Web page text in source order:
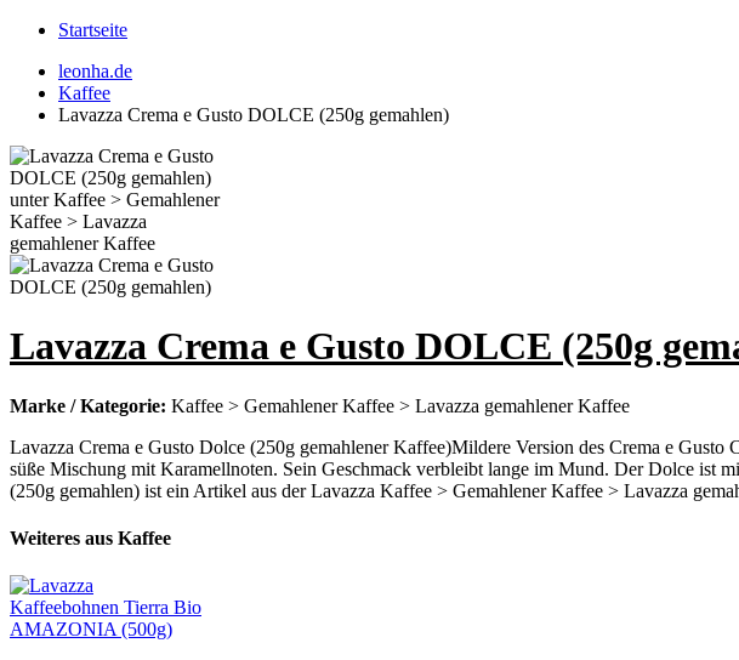
Startseite
leonha.de
Kaffee
Lavazza Crema e Gusto DOLCE (250g gemahlen)
Lavazza Crema e Gusto DOLCE (250g
Marke / Kategorie: Kaffee > Gemahlener Kaffee > Lavazza gemahlener Kaffee
Lavazza Crema e Gusto Dolce (250g gemahlener Kaffee)Mildere Version des Crema e
süße Mischung mit Karamellnoten. Sein Geschmack verbleibt lange im Mund. Der Dolce ist
(250g gemahlen) ist ein Artikel aus der Lavazza Kaffee > Gemahlener Kaffee > Lavazza
Weiteres aus Kaffee